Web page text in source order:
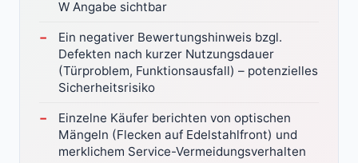
W Angabe sichtbar
Ein negativer Bewertungshinweis bzgl.
Defekten nach kurzer Nutzungsdauer
(Türproblem, Funktionsausfall) – potenzielles
Sicherheitsrisiko
Einzelne Käufer berichten von optischen
Mängeln (Flecken auf Edelstahlfront) und
merklichem Service-Vermeidungsverhalten